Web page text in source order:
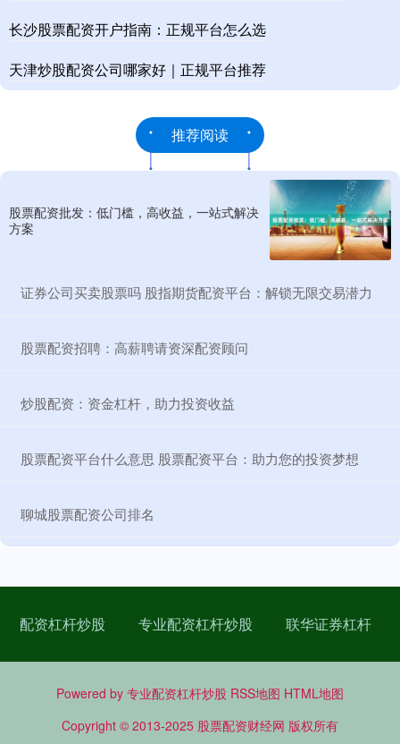
长沙股票配资开户指南：正规平台怎么选
天津炒股配资公司哪家好｜正规平台推荐
推荐阅读
股票配资批发：低门槛，高收益，一站式解决
方案
​证券公司买卖股票吗 股指期货配资平台：解锁无限交易潜力
​股票配资招聘：高薪聘请资深配资顾问
​炒股配资：资金杠杆，助力投资收益
​股票配资平台什么意思 股票配资平台：助力您的投资梦想
​聊城股票配资公司排名
配资杠杆炒股 专业配资杠杆炒股 联华证券杠杆
Powered by 专业配资杠杆炒股 RSS地图 HTML地图
Copyright © 2013-2025 股票配资财经网 版权所有